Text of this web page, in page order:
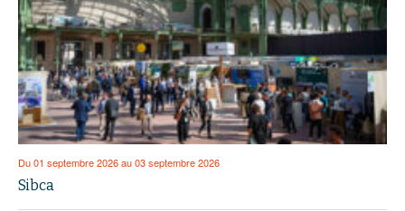
Du 01 septembre 2026 au 03 septembre 2026
Sibca